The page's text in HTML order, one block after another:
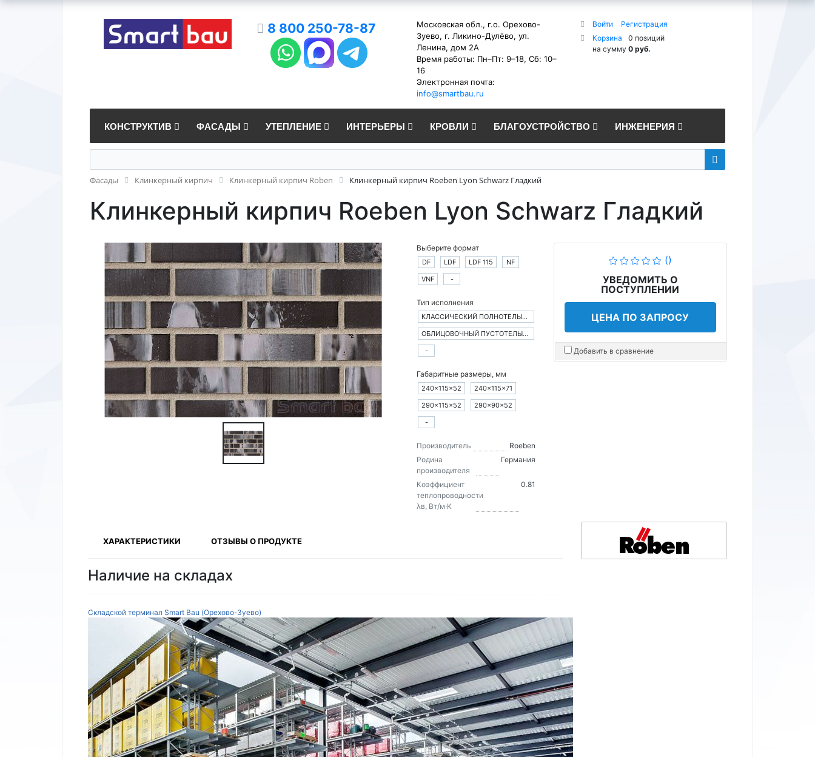
8 800 250-78-87
Московская обл., г.о. Орехово-
Зуево, г. Ликино-Дулёво, ул.
Ленина, дом 2А
Время работы: Пн–Пт: 9–18, Сб: 10–
16
Электронная почта:
info@smartbau.ru
Войти
Регистрация
Корзина
0 позиций
на сумму 0 руб.
КОНСТРУКТИВ ФАСАДЫ УТЕПЛЕНИЕ ИНТЕРЬЕРЫ КРОВЛИ БЛАГОУСТРОЙСТВО ИНЖЕНЕРИЯ
Фасады Клинкерный кирпич Клинкерный кирпич Roben Клинкерный кирпич Roeben Lyon Schwarz Гладкий
Клинкерный кирпич Roeben Lyon Schwarz Гладкий
Выберите формат
DF LDF LDF 115
NF
VNF
-
Тип исполнения
КЛАССИЧЕСКИЙ ПОЛНОТЕЛЫЙ КИРПИЧ
ОБЛИЦОВОЧНЫЙ ПУСТОТЕЛЫЙ КИРПИЧ
-
Габаритные размеры, мм
240×115×52
240×115×71
290×115×52
290×90×52
-
Производитель
Roeben
Родина
производителя
Германия
Коэффициент
теплопроводности
λв, Вт/м·K
0.81
()
УВЕДОМИТЬ О
ПОСТУПЛЕНИИ
ЦЕНА ПО ЗАПРОСУ
Добавить в сравнение
ХАРАКТЕРИСТИКИ ОТЗЫВЫ О ПРОДУКТЕ
Наличие на складах
Складской терминал Smart Bau (Орехово-Зуево)